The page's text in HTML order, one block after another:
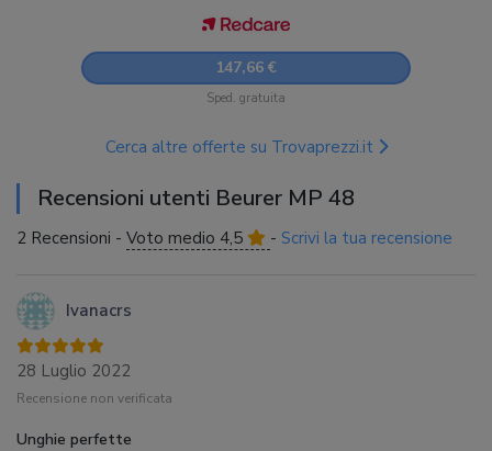
147,66 €
Sped. gratuita
Cerca altre offerte su Trovaprezzi.it
Recensioni utenti Beurer MP 48
2 Recensioni - Voto medio 4,5 - Scrivi la tua recensione
Ivanacrs
28 Luglio 2022
Recensione non verificata
Unghie perfette